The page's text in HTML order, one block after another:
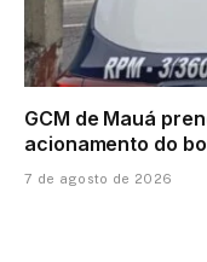
GCM de Mauá
acionamento do
7 de agosto de 2026